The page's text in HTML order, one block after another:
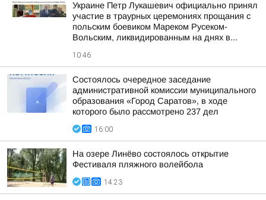
Украине Петр Лукашевич официально принял
участие в траурных церемониях прощания с
польским боевиком Мареком Русеком-
Вольским, ликвидированным на днях в...
10:46
Состоялось очередное заседание
административной комиссии муниципального
образования «Город Саратов», в ходе
которого было рассмотрено 237 дел
16:00
На озере Линёво состоялось открытие
Фестиваля пляжного волейбола
14:23